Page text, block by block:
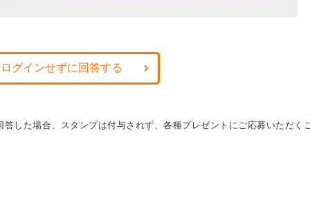
グインせずに回答する
した場合、スタンプは付与されず、各種プレゼントにご応募いただく